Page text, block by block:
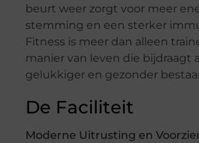
beurt weer zorgt voor meer
stemming en een sterker
Fitness is meer dan alleen
manier van leven die bijdraagt
gelukkiger en gezonder
De Faciliteit
Moderne Uitrusting en